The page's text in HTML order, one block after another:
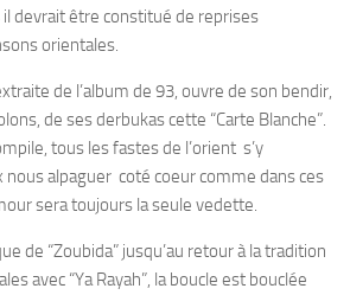
devrait être constitué de reprises
orientales.
de l’album de 93, ouvre de son bendir,
de ses derbukas cette “Carte Blanche”.
tous les fastes de l’orient s’y
alpaguer coté coeur comme dans ces
sera toujours la seule vedette.
de “Zoubida” jusqu’au retour à la tradition
avec “Ya Rayah”, la boucle est bouclée